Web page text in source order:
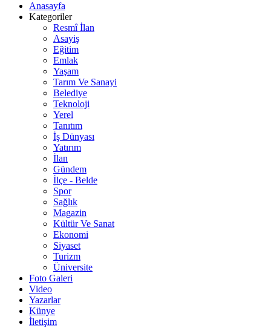
Anasayfa
Kategoriler
Resmî İlan
Asayiş
Eğitim
Emlak
Yaşam
Tarım Ve Sanayi
Belediye
Teknoloji
Yerel
Tanıtım
İş Dünyası
Yatırım
İlan
Gündem
İlçe - Belde
Spor
Sağlık
Magazin
Kültür Ve Sanat
Ekonomi
Siyaset
Turizm
Üniversite
Foto Galeri
Video
Yazarlar
Künye
İletişim